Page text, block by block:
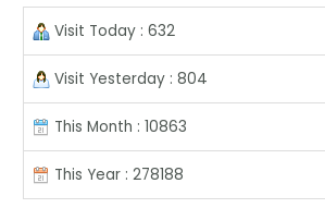
Visit Today : 632
Visit Yesterday : 804
This Month : 10863
This Year : 278188